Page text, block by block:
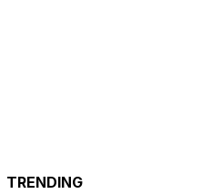
TRENDING